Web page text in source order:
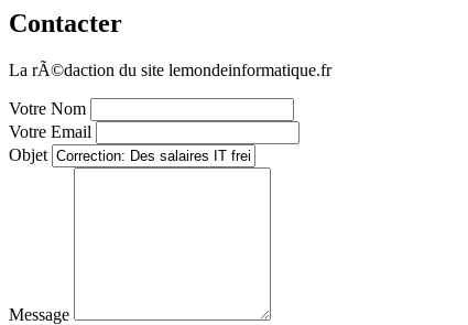
Contacter
La rÃ©daction du site lemondeinformatique.fr
Votre Nom
Votre Email
Objet
Message